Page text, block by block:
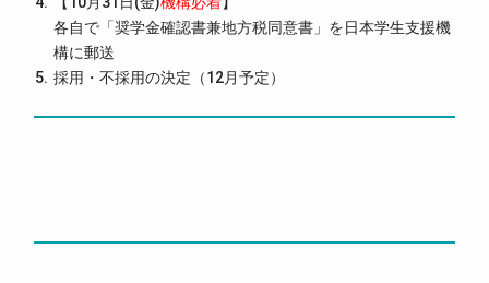
各自で「奨学金確認書兼地方税同意書」を日本学生支援機
構に郵送
採用・不採用の決定（12月予定）